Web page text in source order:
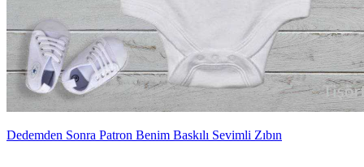
Dedemden Sonra Patron Benim Baskılı Sevimli Zıbın